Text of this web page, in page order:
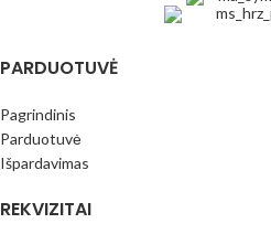
PARDUOTUVĖ
Pagrindinis
Parduotuvė
Išpardavimas
REKVIZITAI